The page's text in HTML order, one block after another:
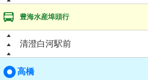
豊海水産埠頭行
清澄白河駅前
高橋